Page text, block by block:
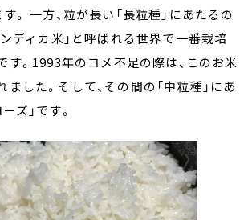
。 一方、粒が長い「長粒種」にあたるの
ンディカ米」と呼ばれる世界で一番栽培
す。1993年のコメ不足の際は、このお米
した。そして、その間の「中粒種」にあ
ズ」です。